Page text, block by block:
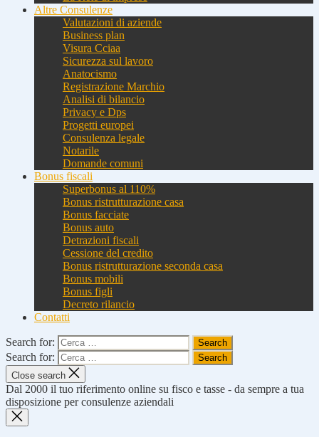
Altre Consulenze
Valutazioni di aziende
Business plan
Visura Cciaa
Sicurezza sul lavoro
Anatocismo
Registrazione Marchio
Analisi di bilancio
Privacy e Dps
Progetti europei
Consulenza legale
Notarile
Domande comuni
Bonus fiscali
Superbonus al 110%
Bonus ristrutturazione casa
Bonus facciate
Bonus auto
Detrazioni fiscali
Cessione del credito
Bonus ristrutturazione seconda casa
Bonus mobili
Bonus figli
Decreto rilancio
Contatti
Search for:
Search for:
Close search
Dal 2000 il tuo riferimento online su fisco e tasse - da sempre a tua
disposizione per consulenze aziendali